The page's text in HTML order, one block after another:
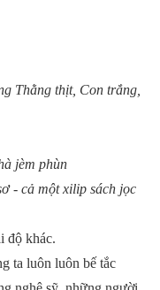
Thằng thịt, Con trắng,
jèm phùn
- cả một xilip sách jọc
độ khác.
ta luôn luôn bế tắc